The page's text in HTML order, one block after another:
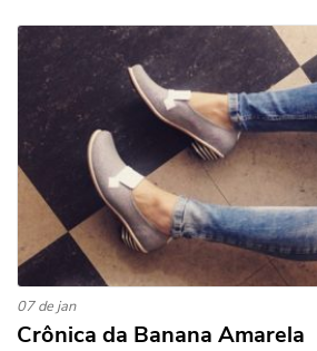
07 de jan
Crônica da Banana Amarela